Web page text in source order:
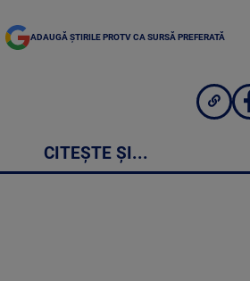
ADAUGĂ ȘTIRILE PROTV CA SURSĂ PREFERATĂ
CITEȘTE ȘI...